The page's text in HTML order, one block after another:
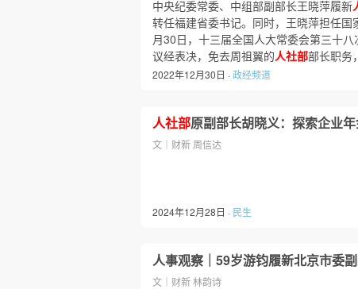
中央纪委常委、中组部副部长王晓萍履新
转任福建省委书记。同时，王晓萍担任
月30日，十三届全国人大常委会第三十
议经表决，免去周祖翼的人社部部长职务
2022年12月30日 ·政经频道
人社部原副部长胡晓义：探索企业
文｜财新 周信达
2024年12月28日 · 民生
人事观察｜59岁游钧履新北京市委
文｜财新 林韵诗